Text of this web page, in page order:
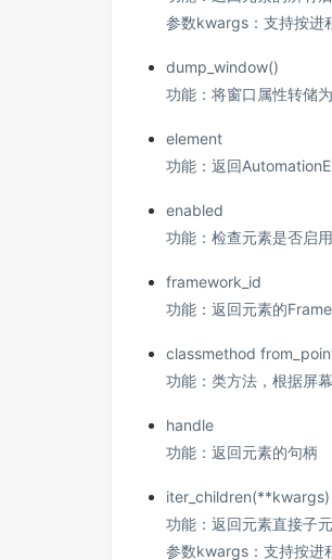
参数kwargs：支持按进
dump_window()
功能：将窗口属性转储
element
功能：返回
enabled
功能：检查元素是否启用
framework_id
功能：返回元素的
classmethod
功能：类方法，根据屏
handle
功能：返回元素的句柄
iter_children(**kwargs)
功能：返回元素直接子
参数kwargs：支持按进